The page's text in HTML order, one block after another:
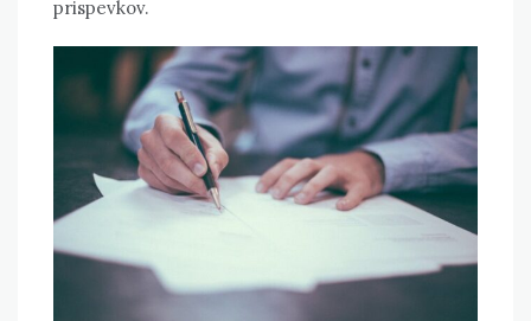
prispevkov.